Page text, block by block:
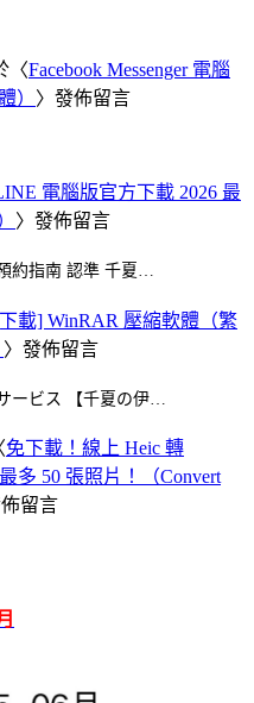
〈Facebook Messenger 電腦
） 〉發佈留言
電腦版官方下載 2026 最
〉發佈留言
約指南 認準 千夏…
載] WinRAR 壓縮軟體（繁
〉發佈留言
ービス 【千夏の伊…
免下載！線上 Heic 轉
多 50 張照片！（Convert
留言